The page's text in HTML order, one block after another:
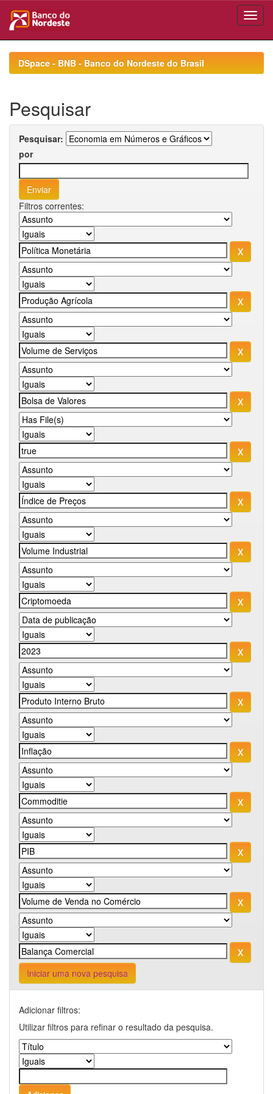
navigationDSpace - BNB - Banco do Nordeste do Brasil
Pesquisar
Pesquisar:
por
Filtros correntes:
Iniciar uma nova pesquisa
Adicionar filtros:
Utilizar filtros para refinar o resultado da pesquisa.